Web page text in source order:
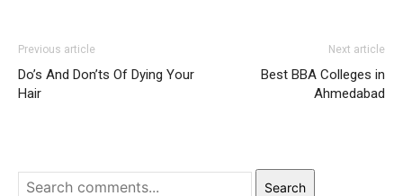
Previous article
Do’s And Don’ts Of Dying Your
Hair
Next article
Best BBA Colleges in
Ahmedabad
Search